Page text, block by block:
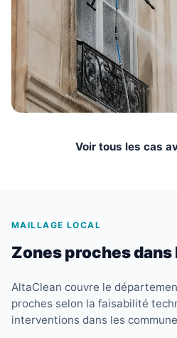
Voir tous les cas
MAILLAGE LOCAL
Zones proches dans
AltaClean couvre le
proches selon la faisabilité
interventions dans les